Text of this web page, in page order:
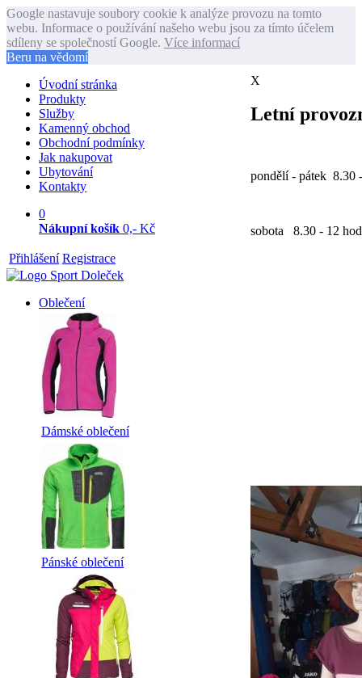
Google nastavuje soubory cookie k analýze provozu na tomto
webu. Informace o používání našeho webu jsou za tímto účelem
sdíleny se společností Google. Více informací
Beru na vědomí
X
Letní
pondělí - pátek 8.30
sobota 8.30 - 12 hod
Úvodní stránka
Produkty
Služby
Kamenný obchod
Obchodní podmínky
Jak nakupovat
Ubytování
Kontakty
0
Nákupní košík 0,- Kč
Přihlášení Registrace
Oblečení
Dámské oblečení
Pánské oblečení